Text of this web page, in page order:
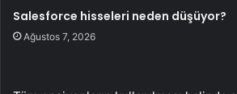
Salesforce hisseleri neden düşüyor?
Ağustos 7, 2026